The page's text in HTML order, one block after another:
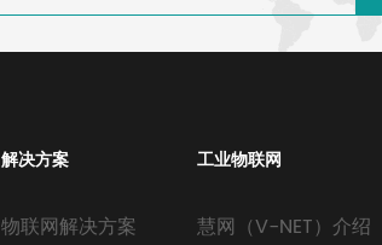
解决方案
物联网解决方案
工业物联网
慧网（V-NET）介绍